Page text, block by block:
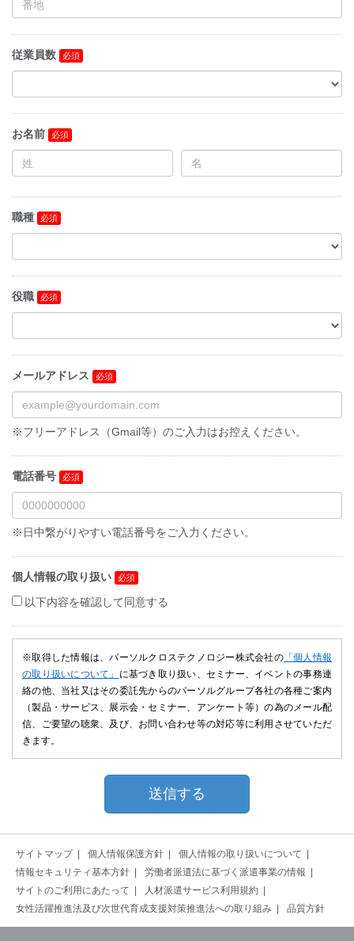
従業員数
お名前
職種
役職
メールアドレス
※フリーアドレス（Gmail等）のご入力はお控えください。
電話番号
※日中繋がりやすい電話番号をご入力ください。
個人情報の取り扱い
以下内容を確認して同意する
※取得した情報は、パーソルクロステクノロジー株式会社の「個人情報
の取り扱いについて」
に基づき取り扱い、セミナー、イベントの事務連
絡の他、当社又はその委託先からのパーソルグループ各社の各種ご案内
（製品・サービス、展示会・セミナー、アンケート等）の為のメール配
信、ご要望の聴衆、及び、お問い合わせ等の対応等に利用させていただ
きます。
サイトマップ 個人情報保護方針
個人情報の取り扱いについて
情報セキュリティ基本方針
労働者派遣法に基づく派遣事業の情報
サイトのご利用にあたって
人材派遣サービス利用規約
女性活躍推進法及び次世代育成支援対策推進法への取り組み
品質方針